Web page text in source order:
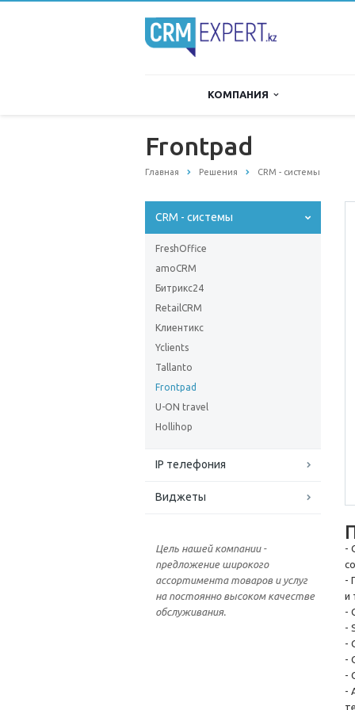
КОМПАНИЯ
Frontpad
Главная Решения CRM - системы
CRM - системы
FreshOffice
amoCRM
Битрикс24
RetailCRM
Клиентикс
Yclients
Tallanto
Frontpad
U-ON travel
Hollihop
IP телефония
Виджеты
Цель нашей компании -
предложение широкого
ассортимента товаров и услуг
на постоянно высоком качестве
обслуживания.
-
-
и
-
-
-
-
-
-